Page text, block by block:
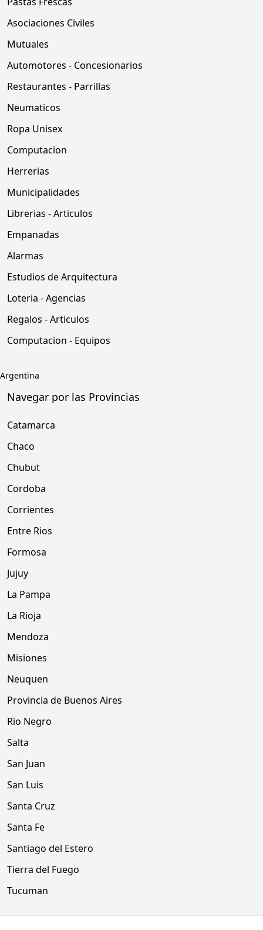
Asociaciones Civiles
Mutuales
Automotores - Concesionarios
Restaurantes - Parrillas
Neumaticos
Ropa Unisex
Computacion
Herrerias
Municipalidades
Librerias - Articulos
Empanadas
Alarmas
Estudios de Arquitectura
Loteria - Agencias
Regalos - Articulos
Computacion - Equipos
Argentina
Navegar por las Provincias
Catamarca
Chaco
Chubut
Cordoba
Corrientes
Entre Rios
Formosa
Jujuy
La Pampa
La Rioja
Mendoza
Misiones
Neuquen
Provincia de Buenos Aires
Rio Negro
Salta
San Juan
San Luis
Santa Cruz
Santa Fe
Santiago del Estero
Tierra del Fuego
Tucuman